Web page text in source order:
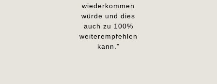
wiederkommen
würde und dies
auch zu 100%
weiterempfehlen
kann."